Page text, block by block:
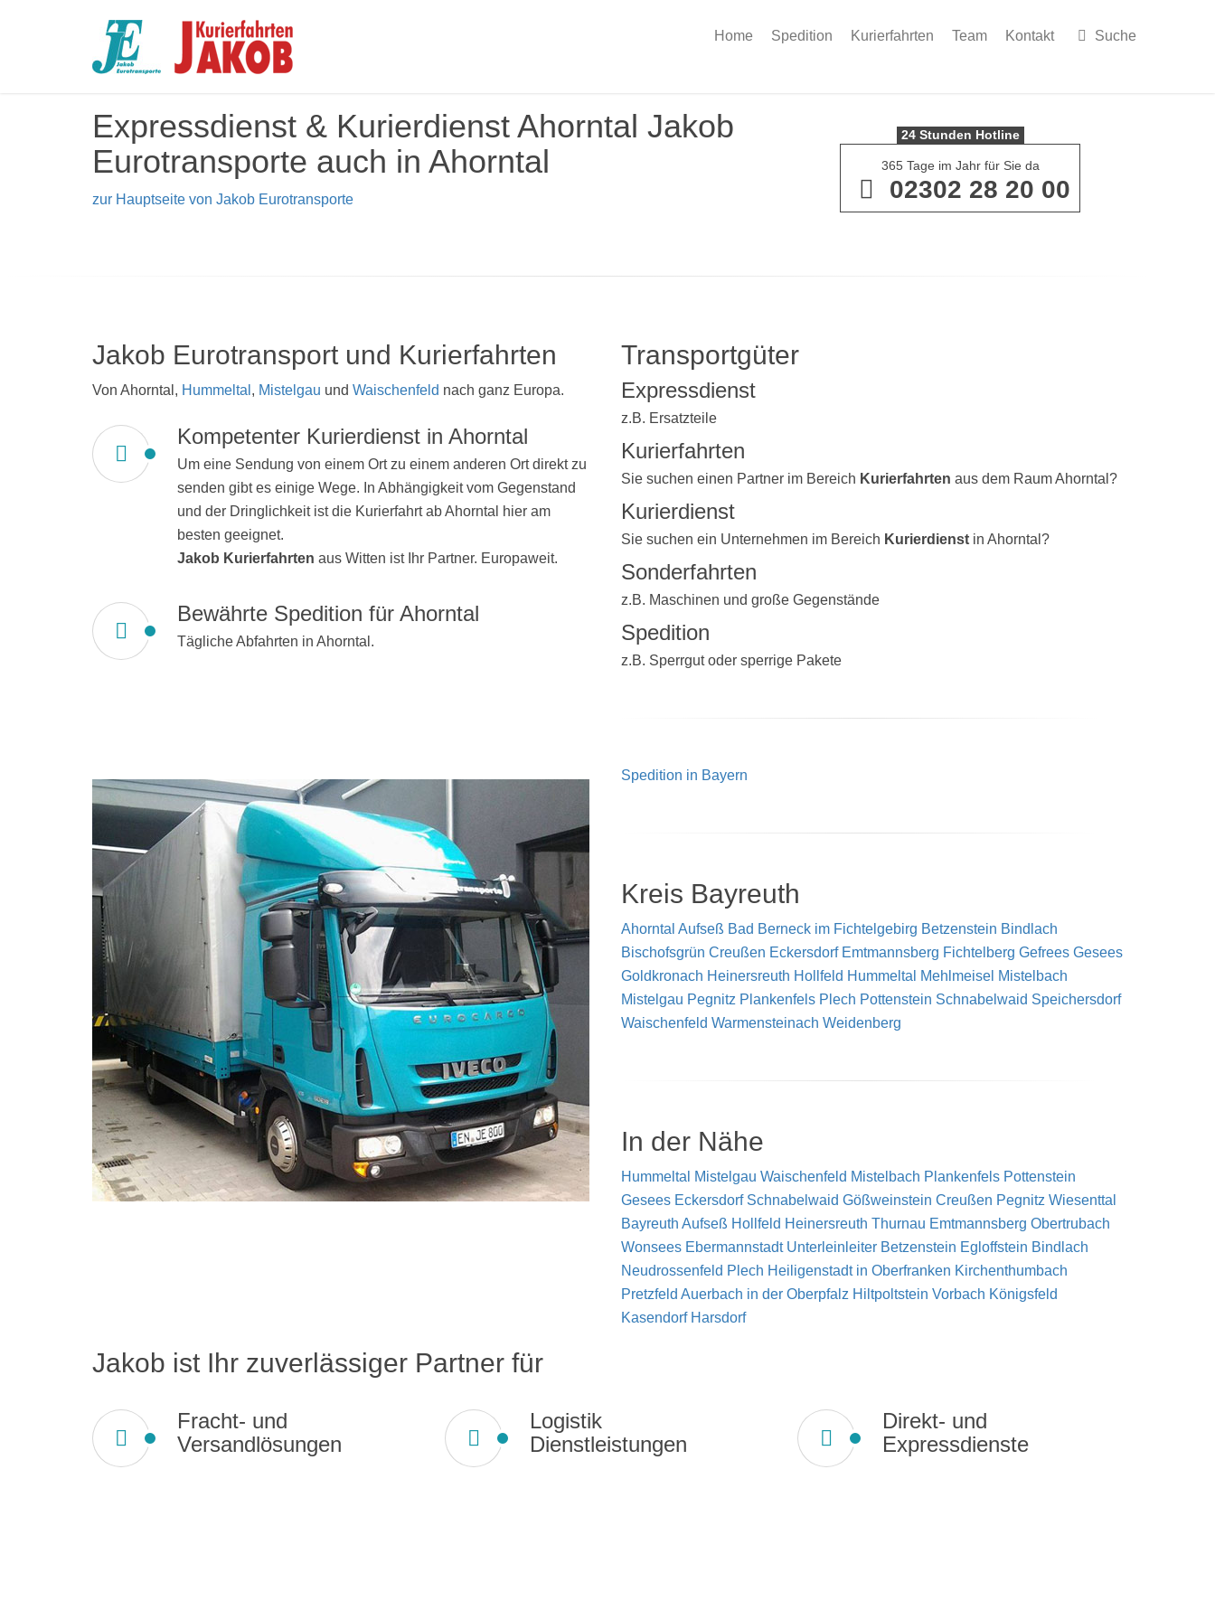
Home Spedition Kurierfahrten Team Kontakt Suche
Expressdienst & Kurierdienst Ahorntal Jakob
Eurotransporte auch in Ahorntal
zur Hauptseite von Jakob Eurotransporte
24 Stunden Hotline
365 Tage im Jahr für Sie da
02302 28 20 00
Jakob Eurotransport und Kurierfahrten
Von Ahorntal, Hummeltal , Mistelgau und Waischenfeld nach ganz Europa.
Kompetenter Kurierdienst in Ahorntal
Um eine Sendung von einem Ort zu einem anderen Ort direkt zu
senden gibt es einige Wege. In Abhängigkeit vom Gegenstand
und der Dringlichkeit ist die Kurierfahrt ab Ahorntal hier am
besten geeignet.
Jakob Kurierfahrten aus Witten ist Ihr Partner. Europaweit.
Bewährte Spedition für Ahorntal
Tägliche Abfahrten in Ahorntal.
Transportgüter
Expressdienst
z.B. Ersatzteile
Kurierfahrten
Sie suchen einen Partner im Bereich Kurierfahrten aus dem Raum Ahorntal?
Kurierdienst
Sie suchen ein Unternehmen im Bereich Kurierdienst in Ahorntal?
Sonderfahrten
z.B. Maschinen und große Gegenstände
Spedition
z.B. Sperrgut oder sperrige Pakete
Spedition in Bayern
Kreis Bayreuth
Ahorntal Aufseß Bad Berneck im Fichtelgebirg Betzenstein Bindlach
Bischofsgrün Creußen Eckersdorf Emtmannsberg Fichtelberg Gefrees Gesees
Goldkronach Heinersreuth Hollfeld Hummeltal Mehlmeisel Mistelbach
Mistelgau Pegnitz Plankenfels Plech Pottenstein Schnabelwaid Speichersdorf
Waischenfeld Warmensteinach Weidenberg
In der Nähe
Hummeltal Mistelgau Waischenfeld Mistelbach Plankenfels Pottenstein
Gesees Eckersdorf Schnabelwaid Gößweinstein Creußen Pegnitz Wiesenttal
Bayreuth Aufseß Hollfeld Heinersreuth Thurnau Emtmannsberg Obertrubach
Wonsees Ebermannstadt Unterleinleiter Betzenstein Egloffstein Bindlach
Neudrossenfeld Plech Heiligenstadt in Oberfranken Kirchenthumbach
Pretzfeld Auerbach in der Oberpfalz Hiltpoltstein Vorbach Königsfeld
Kasendorf Harsdorf
Jakob ist Ihr zuverlässiger Partner für
Fracht- und
Versandlösungen
Logistik
Dienstleistungen
Direkt- und
Expressdienste